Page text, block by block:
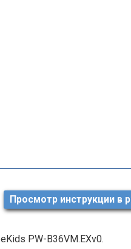
Просмотр инструкции в
eKids PW-B36VM.EXv0.